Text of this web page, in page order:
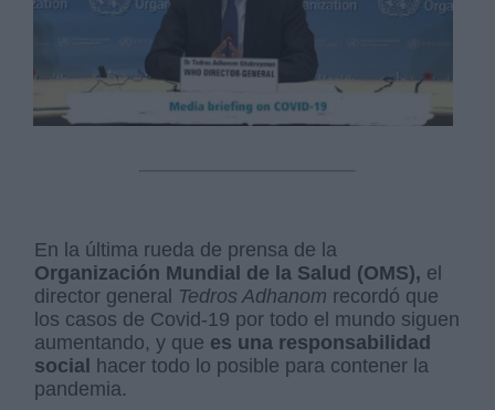
En la última rueda de prensa de la
Organización Mundial de la Salud (OMS), el
director general Tedros Adhanom recordó que
los casos de Covid-19 por todo el mundo siguen
aumentando, y que es una responsabilidad
social hacer todo lo posible para contener la
pandemia.